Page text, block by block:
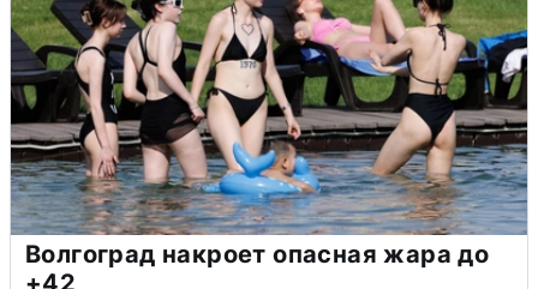
Волгоград накроет опасная жара до
+42